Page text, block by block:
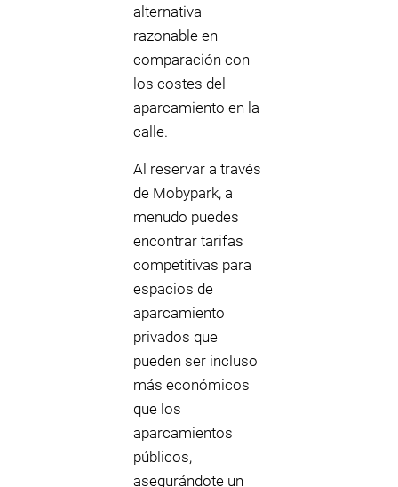
alternativa
razonable en
comparación con
los costes del
aparcamiento en la
calle.
Al reservar a través
de Mobypark, a
menudo puedes
encontrar tarifas
competitivas para
espacios de
aparcamiento
privados que
pueden ser incluso
más económicos
que los
aparcamientos
públicos,
asegurándote un